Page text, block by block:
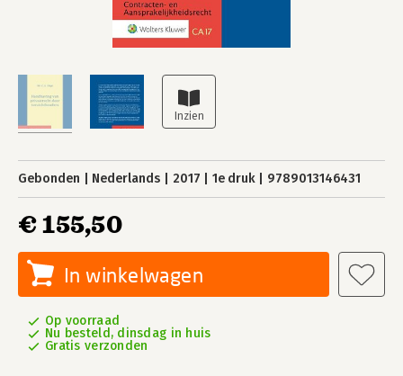
Gebonden Nederlands 2017 1e druk 9789013146431
€ 155,50
In winkelwagen
Op voorraad
Nu besteld, dinsdag in huis
Gratis verzonden